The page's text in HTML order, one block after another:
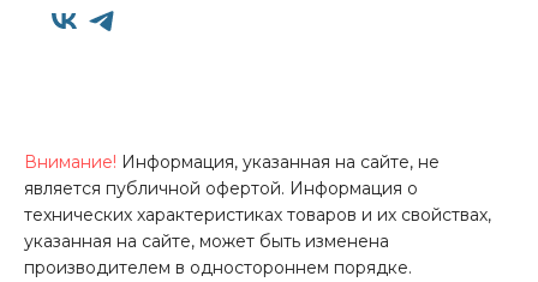
Внимание! Информация, указанная на сайте, не
является публичной офертой. Информация о
технических характеристиках товаров и их свойствах,
указанная на сайте, может быть изменена
производителем в одностороннем порядке.